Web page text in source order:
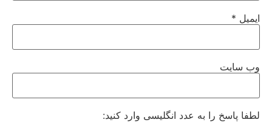
ایمیل *
وب‌ سایت
لطفا پاسخ را به عدد انگلیسی وارد کنید: